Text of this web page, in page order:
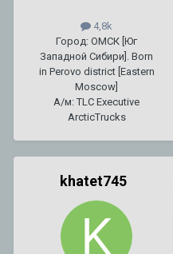
4,8k
Город: ОМСК [Юг
Западной Сибири]. Born
in Perovo district [Eastern
Moscow]
А/м: TLC Executive
ArcticTrucks
khatet745